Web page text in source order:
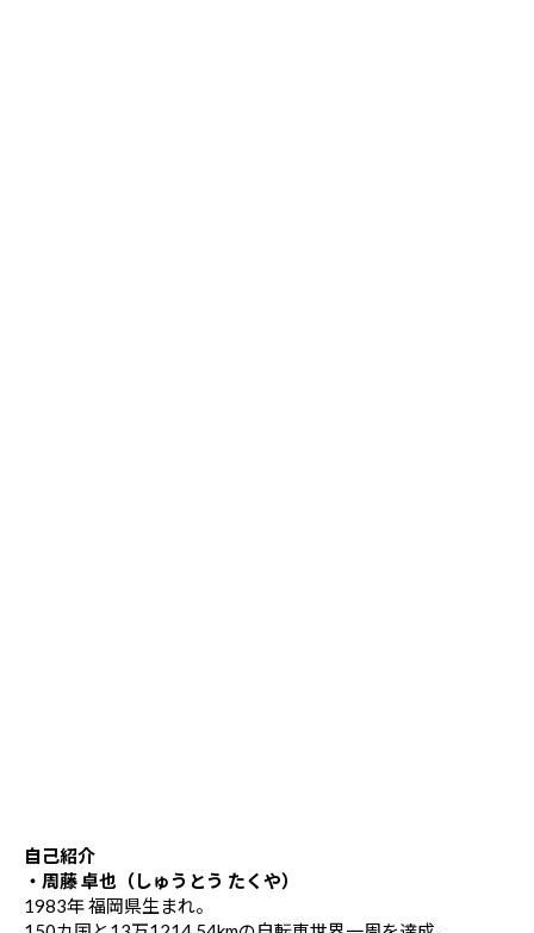
自己紹介
・周藤 卓也（しゅうとう たくや）
1983年 福岡県生まれ。